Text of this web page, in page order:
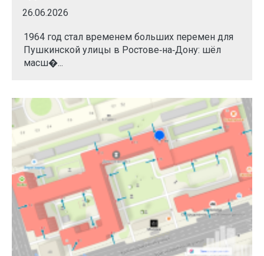
26.06.2026
1964 год стал временем больших перемен для
Пушкинской улицы в Ростове‑на‑Дону: шёл
масш�...